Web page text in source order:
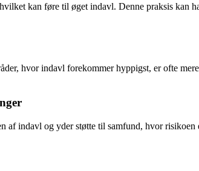
kan føre til øget indavl. Denne praksis kan
hvor indavl forekommer hyppigst, er ofte
indavl og yder støtte til samfund, hvor